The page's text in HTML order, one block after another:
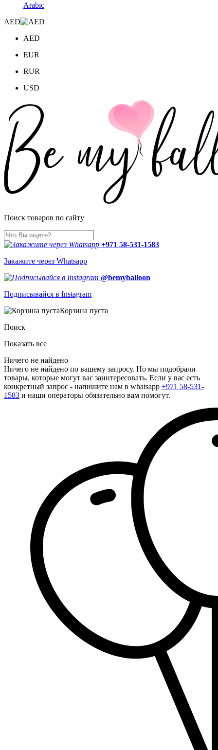
Arabic
AED
AED
EUR
RUR
USD
Поиск товаров по сайту
+971 58-531-1583
Закажите через Whatsapp
@bemyballoon
Подписывайся в Instagram
Корзина пуста
Поиск
Показать все
Ничего не найдено
Ничего не найдено по вашему запросу. Но мы подобрали
товары, которые могут вас заинтересовать. Если у вас есть
конкретный запрос - напишите нам в whatsapp +971 58-531-
1583 и наши операторы обязательно вам помогут.